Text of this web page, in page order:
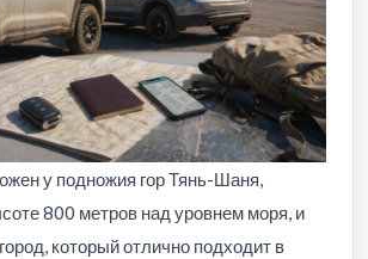
у подножия гор Тянь-Шаня,
800 метров над уровнем моря, и
который отлично подходит в